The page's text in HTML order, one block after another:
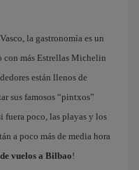
la gastronomía es un
con más Estrellas Michelin
están llenos de
sus famosos “pintxos”
fuera poco, las playas y los
a poco más de media hora
vuelos a Bilbao!